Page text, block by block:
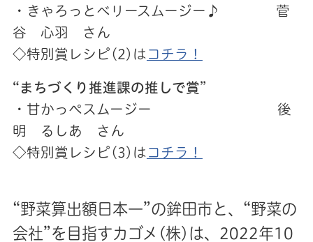
・きゃろっとベリースムージー♪ 菅
谷 心羽 さん
◇特別賞レシピ(2)は コチラ！
“まちづくり推進課の推しで賞”
・甘かっぺスムージー 後
明 るしあ さん
◇特別賞レシピ(3)は コチラ！
“野菜算出額日本一”の鉾田市と、“野菜の
会社”を目指すカゴメ(株)は、2022年10